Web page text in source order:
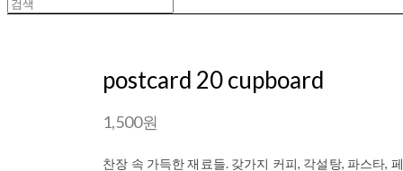
postcard 20 cupboard
1,500원
찬장 속 가득한 재료들. 갖가지 커피, 각설탕, 파스타,